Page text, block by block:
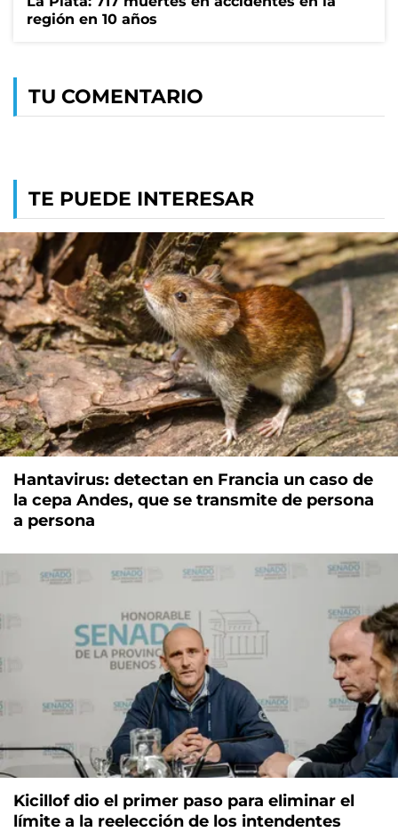
región en 10 años
TU COMENTARIO
TE PUEDE INTERESAR
Hantavirus: detectan en Francia un caso de
la cepa Andes, que se transmite de persona
a persona
Kicillof dio el primer paso para eliminar el
límite a la reelección de los intendentes